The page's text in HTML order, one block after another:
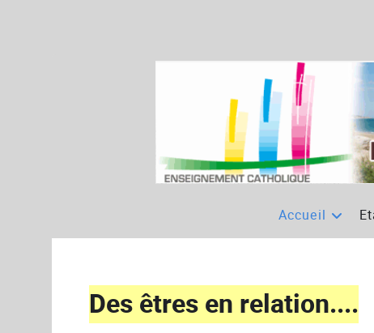
Accueil
Des êtres en relation....